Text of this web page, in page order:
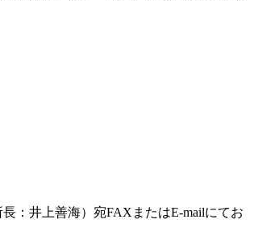
：井上善海）宛FAXまたはE-mailにてお